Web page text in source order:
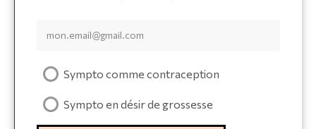
Sympto comme contraception
Sympto en désir de grossesse